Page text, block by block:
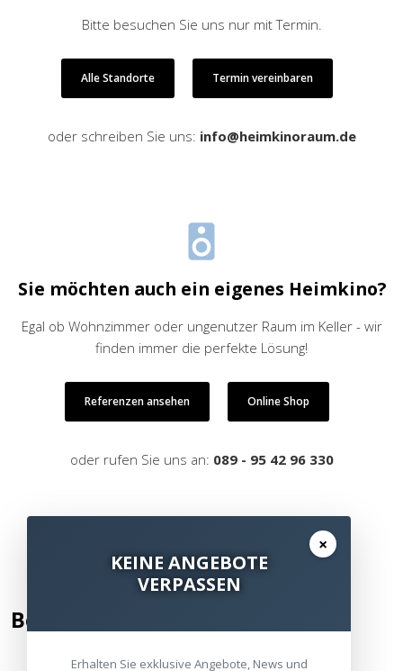
Bitte besuchen Sie uns nur mit Termin.
Alle Standorte Termin vereinbaren
oder schreiben Sie uns: info@heimkinoraum.de
Sie möchten auch ein eigenes Heimkino?
Egal ob Wohnzimmer oder ungenutzer Raum im Keller - wir
finden immer die perfekte Lösung!
Referenzen ansehen Online Shop
oder rufen Sie uns an: 089 - 95 42 96 330
Bewertung hinzufügen
×
KEINE ANGEBOTE
VERPASSEN
Erhalten Sie exklusive Angebote, News und